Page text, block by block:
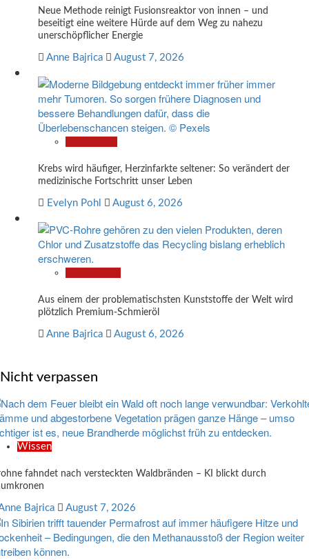
Neue Methode reinigt Fusionsreaktor von innen – und
beseitigt eine weitere Hürde auf dem Weg zu nahezu
unerschöpflicher Energie
Anne Bajrica August 7, 2026
Krebs wird häufiger, Herzinfarkte seltener: So verändert der
medizinische Fortschritt unser Leben
Evelyn Pohl August 6, 2026
Aus einem der problematischsten Kunststoffe der Welt wird
plötzlich Premium-Schmieröl
Anne Bajrica August 6, 2026
Nicht verpassen
Wissen
fahndet nach versteckten Waldbränden – KI blickt durch
Bajrica August 7, 2026